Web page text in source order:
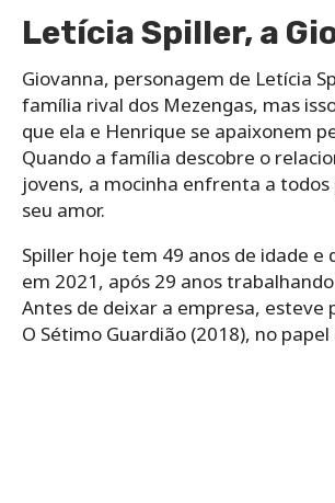
Letícia Spiller, a
Giovanna, personagem de Letícia
família rival dos Mezengas, mas
que ela e Henrique se apaixonem
Quando a família descobre o
jovens, a mocinha enfrenta a
seu amor.
Spiller hoje tem 49 anos de idade e
em 2021, após 29 anos
Antes de deixar a empresa, esteve
O Sétimo Guardião (2018), no